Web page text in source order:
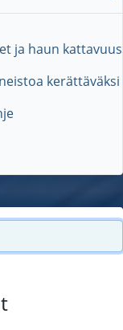
ja haun kattavuus
kerättäväksi